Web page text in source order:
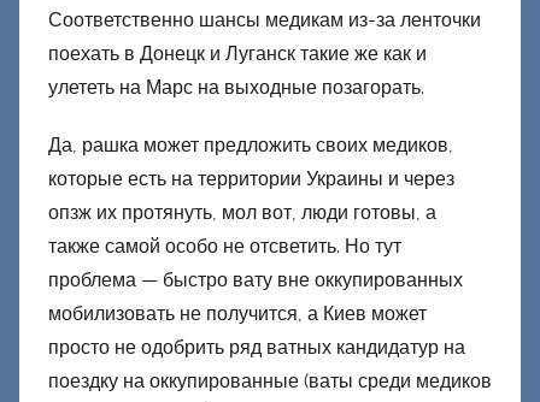
Соответственно шансы медикам из-за ленточки
поехать в Донецк и Луганск такие же как и
улететь на Марс на выходные позагорать.
Да, рашка может предложить своих медиков,
которые есть на территории Украины и через
опзж их протянуть, мол вот, люди готовы, а
также самой особо не отсветить. Но тут
проблема — быстро вату вне оккупированных
мобилизовать не получится, а Киев может
просто не одобрить ряд ватных кандидатур на
поездку на оккупированные (ваты среди медиков